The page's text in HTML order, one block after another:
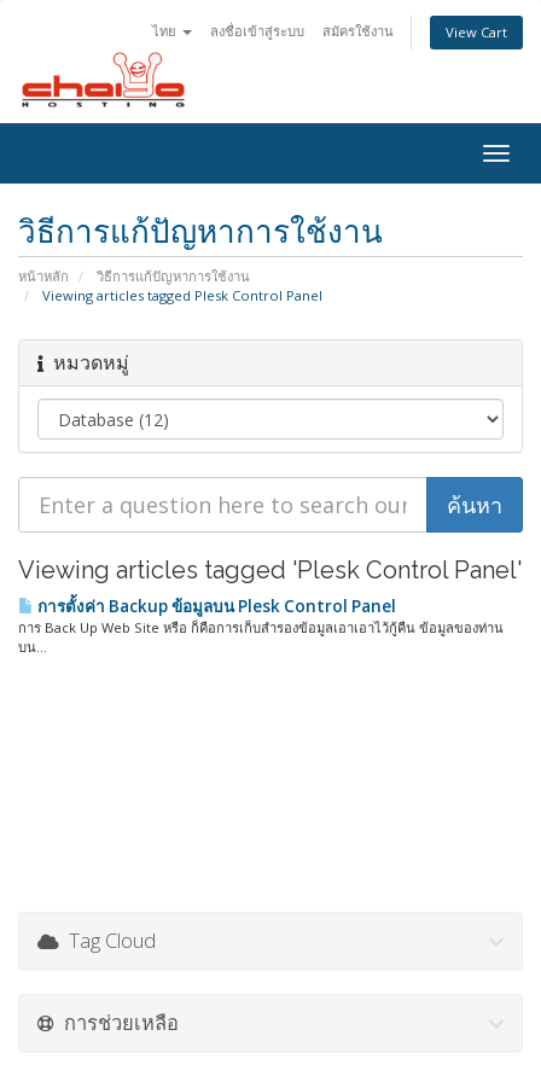
ไทย ลงชื่อเข้าสู่ระบบ สมัครใช้งาน View Cart
วิธีการแก้ปัญหาการใช้งาน
หน้าหลัก
วิธีการแก้ปัญหาการใช้งาน
Viewing articles tagged Plesk Control Panel
หมวดหมู่
Viewing articles tagged 'Plesk Control Panel'
การตั้งค่า Backup ข้อมูลบน Plesk Control Panel
การ Back Up Web Site หรือ ก็คือการเก็บสำรองข้อมูลเอาเอาไว้กู้คืน ข้อมูลของท่าน
บน...
Tag Cloud
การช่วยเหลือ